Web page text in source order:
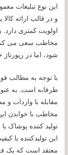
این نوع تبلیغات
و در قالب ارائه
اولویت کمتری دارد.
مخاطب سعی می
شود، اما در
با توجه به مطالب
طرفانه است. به
مقابله با واردات
مخاطب با خواندن
تولید کننده پوشاک
این تولیدکننده با
معتقد است که یک